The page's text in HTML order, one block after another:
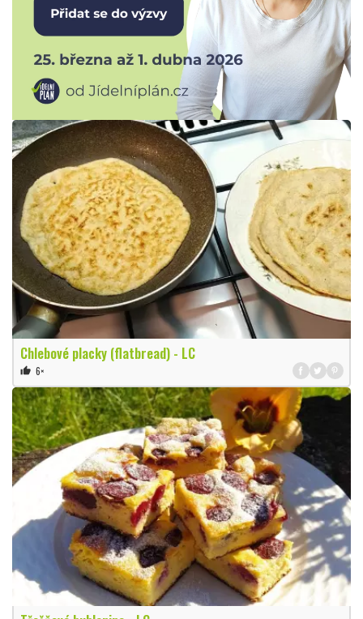
Chlebové placky (flatbread) - LC
thumb_up 6×